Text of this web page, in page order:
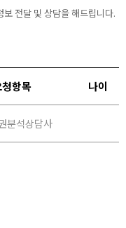
전달 및 상담을 해드립니다.